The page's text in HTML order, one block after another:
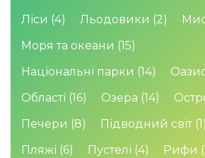
Ліси (4) Льодовики (2)
Моря та океани (15)
Національні парки (14)
Області (16) Озера (14)
Печери (8) Підводний світ (1)
Пляжі (6) Пустелі (4) Рифи